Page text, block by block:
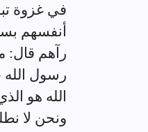
في غزوة
أنفسهم
رآهم قال:
رسول الله
الله هو
ونحن لا